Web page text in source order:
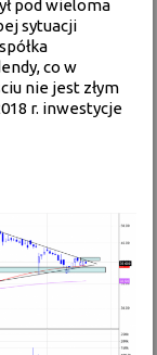
pod wieloma
sytuacji
co w
nie jest złym
r. inwestycje